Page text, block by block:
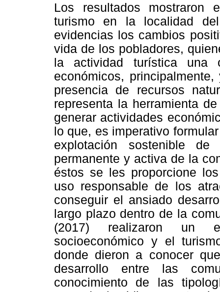
Los resultados mostraron
turismo en la localidad
evidencias los cambios
vida de los pobladores,
la actividad turística una
económicos,
presencia de recursos
representa la herramienta
generar actividades
lo que, es imperativo
explotación sostenible
permanente y activa de la
éstos se les proporcione
uso responsable de los
conseguir el ansiado
largo plazo dentro de la
(2017) realizaron un
socioeconómico y el
donde dieron a conocer
desarrollo entre las
conocimiento de las